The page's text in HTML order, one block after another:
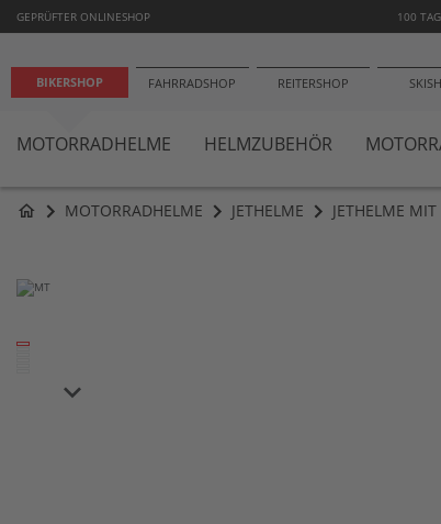
GEPRÜFTER ONLINESHOP 100
BIKERSHOP FAHRRADSHOP REITERSHOP
MOTORRADHELME HELMZUBEHÖR
home MOTORRADHELME JETHELME JETHELME
Zum
Bildergalerie
keyboard_arrow_down